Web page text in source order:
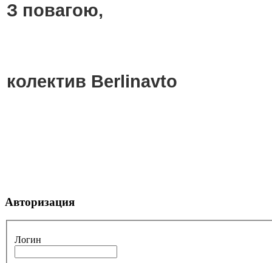
З повагою,
колектив Berlinavto
Авторизация
Логин